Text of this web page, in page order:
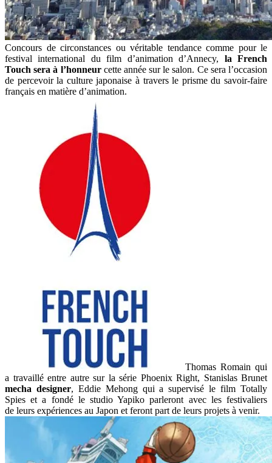
Concours de circonstances ou véritable tendance comme pour le
festival international du film d’animation d’Annecy, la French
Touch sera à l’honneurcette année sur le salon. Ce sera l’occasion
de percevoir la culture japonaise à travers le prisme du savoir-faire
français en matière d’animation.
Thomas Romain qui
a travaillé entre autre sur la série Phoenix Right, Stanislas Brunet
mecha designer, Eddie Mehong qui a supervisé le film Totally
Spies et a fondé le studio Yapiko parleront avec les festivaliers
de leurs expériences au Japon et feront part de leurs projets à venir.